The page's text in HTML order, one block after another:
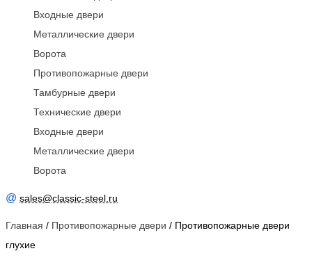
Входные двери
Металлические двери
Ворота
Противопожарные двери
Тамбурные двери
Технические двери
Входные двери
Металлические двери
Ворота
@ sales@classic-steel.ru
Главная / Противопожарные двери / Противопожарные двери
глухие